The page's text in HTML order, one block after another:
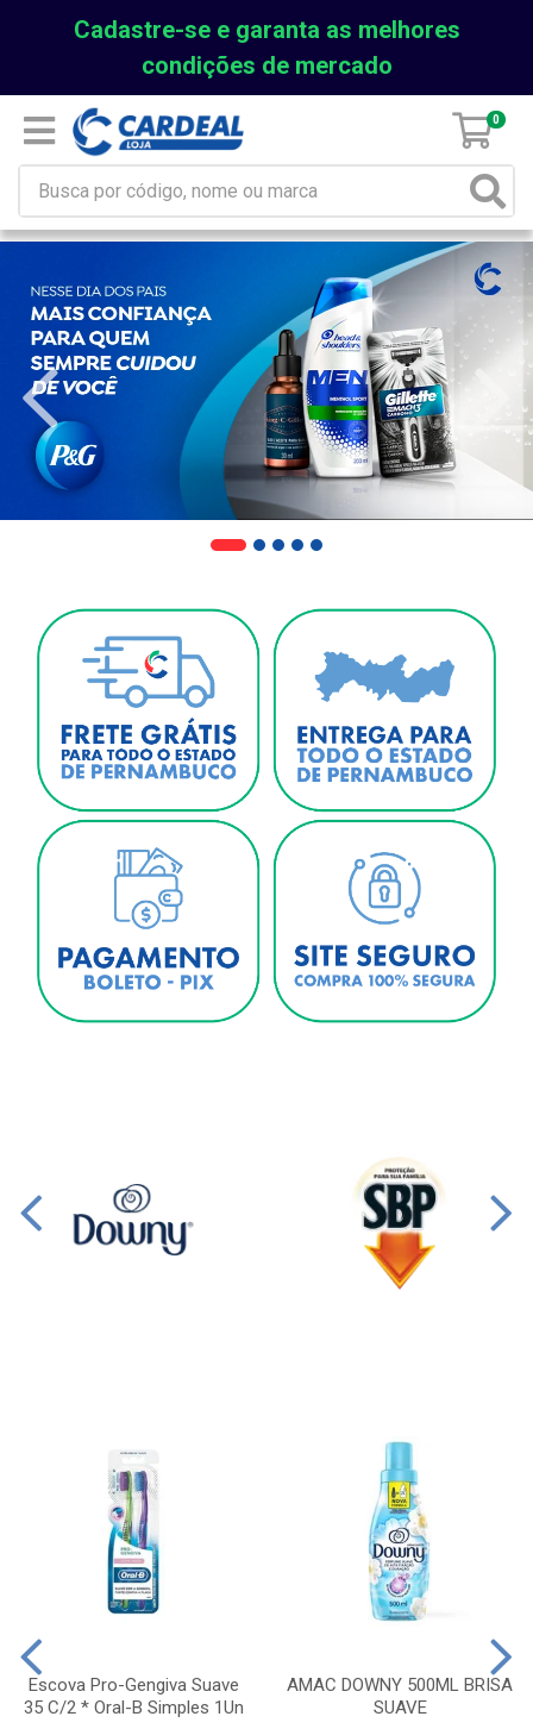
Cadastre-se e garanta as melhores
condições de mercado
0
Escova Pro-Gengiva Suave
35 C/2 * Oral-B Simples 1Un
AMAC DOWNY 500ML BRISA
SUAVE